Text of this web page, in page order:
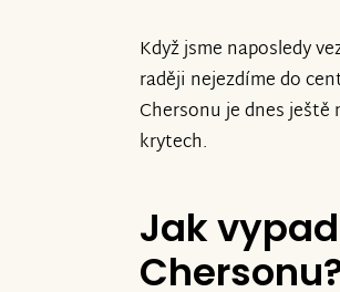
Když jsme naposledy
raději nejezdíme do
Chersonu je dnes
krytech.
Jak